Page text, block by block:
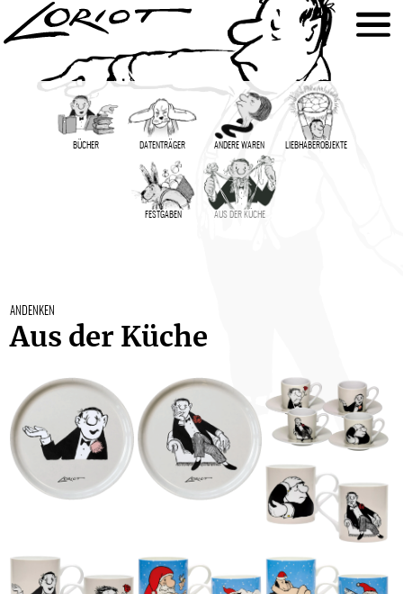
BÜCHER DATENTRÄGER ANDERE WAREN LIEBHABER­OBJEKTE
FESTGABEN AUS DER KÜCHE
ANDENKEN
Aus der Küche